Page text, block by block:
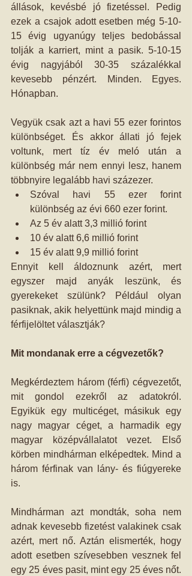
állások, kevésbé jó fizetéssel. Pedig
ezek a csajok adott esetben még 5-10-
15 évig ugyanúgy teljes bedobással
tolják a karriert, mint a pasik. 5-10-15
évig nagyjából 30-35 százalékkal
kevesebb pénzért. Minden. Egyes.
Hónapban.
Vegyük csak azt a havi 55 ezer forintos
különbséget. És akkor állati jó fejek
voltunk, mert tíz év meló után a
különbség már nem ennyi lesz, hanem
többnyire legalább havi százezer.
Szóval havi 55 ezer forint
különbség az évi 660 ezer forint.
Az 5 év alatt 3,3 millió forint
10 év alatt 6,6 millió forint
15 év alatt 9,9 millió forint
Ennyit kell áldoznunk azért, mert
egyszer majd anyák leszünk, és
gyerekeket szülünk? Például olyan
pasiknak, akik helyettünk majd mindig a
férfijelöltet választják?
Mit mondanak erre a cégvezetők?
Megkérdeztem három (férfi) cégvezetőt,
mit gondol ezekről az adatokról.
Egyikük egy multicéget, másikuk egy
nagy magyar céget, a harmadik egy
magyar középvállalatot vezet. Első
körben mindhárman elképedtek. Mind a
három férfinak van lány- és fiúgyereke
is.
Mindhárman azt mondták, soha nem
adnak kevesebb fizetést valakinek csak
azért, mert nő. Aztán elismerték, hogy
adott esetben szívesebben vesznek fel
egy 25 éves pasit, mint egy 25 éves nőt.